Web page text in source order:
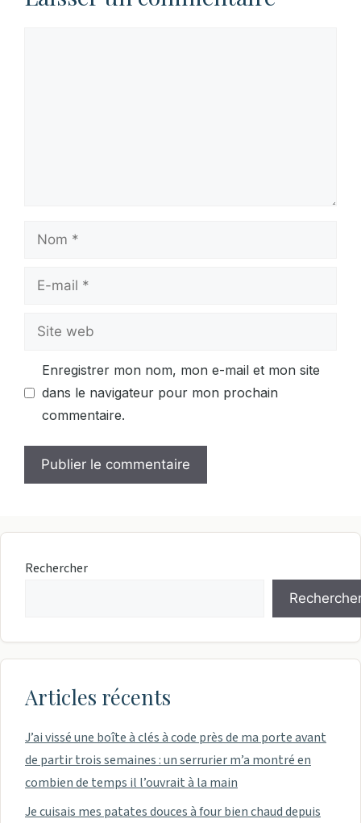
Nom
Site
Enregistrer mon nom, mon e-mail et mon site
dans le navigateur pour mon prochain
commentaire.
Rechercher
Articles récents
J’ai vissé une boîte à clés à code près de ma porte avant
de partir trois semaines : un serrurier m’a montré en
combien de temps il l’ouvrait à la main
Je cuisais mes patates douces à four bien chaud depuis